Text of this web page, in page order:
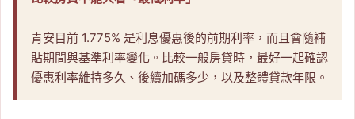
青安目前 1.775% 是利息優惠後的前期利率，而且會隨補
貼期間與基準利率變化。比較一般房貸時，最好一起確認
優惠利率維持多久、後續加碼多少，以及整體貸款年限。